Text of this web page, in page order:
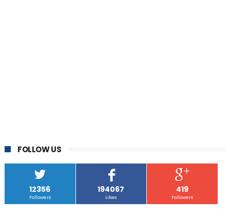
FOLLOW US
12356
Followers
194067
Likes
419
Followers